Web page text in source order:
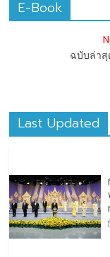
E-Book
ฉบับล่าสุ
Last Updated